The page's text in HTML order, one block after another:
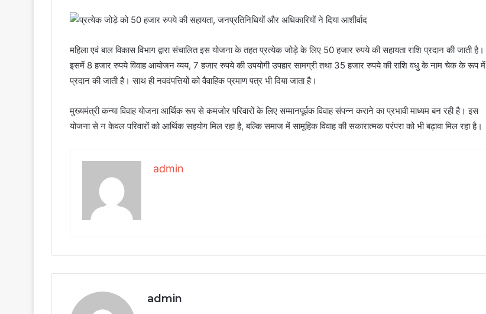
महिला एवं बाल विकास विभाग द्वारा संचालित इस योजना के तहत प्रत्येक जोड़े के लिए 50 हजार रुपये की सहायता राशि प्रदान की जाती है।
इसमें 8 हजार रुपये विवाह आयोजन व्यय, 7 हजार रुपये की उपयोगी उपहार सामग्री तथा 35 हजार रुपये की राशि वधु के नाम चेक के रूप में
प्रदान की जाती है। साथ ही नवदंपत्तियों को वैवाहिक प्रमाण पत्र भी दिया जाता है।
मुख्यमंत्री कन्या विवाह योजना आर्थिक रूप से कमजोर परिवारों के लिए सम्मानपूर्वक विवाह संपन्न कराने का प्रभावी माध्यम बन रही है। इस
योजना से न केवल परिवारों को आर्थिक सहयोग मिल रहा है, बल्कि समाज में सामूहिक विवाह की सकारात्मक परंपरा को भी बढ़ावा मिल रहा है।
admin
admin